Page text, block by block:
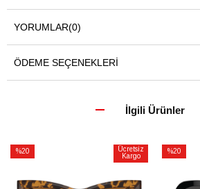
YORUMLAR(0)
ÖDEME SEÇENEKLERI
İlgili Ürünler
%20
%20İndirim
Ücretsiz
Kargo
%20
%20İndirim